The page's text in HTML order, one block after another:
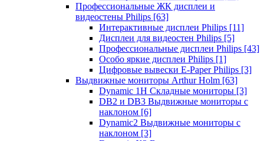
Профессиональные ЖК дисплеи и
видеостены Philips [63]
Интерактивные дисплеи Philips [11]
Дисплеи для видеостен Philips [5]
Профессиональные дисплеи Philips [43]
Особо яркие дисплеи Philips [1]
Цифровые вывески E-Paper Philips [3]
Выдвижные мониторы Arthur Holm [63]
Dynamic 1Н Складные мониторы [3]
DB2 и DB3 Выдвижные мониторы с
наклоном [6]
Dynamic2 Выдвижные мониторы с
наклоном [3]